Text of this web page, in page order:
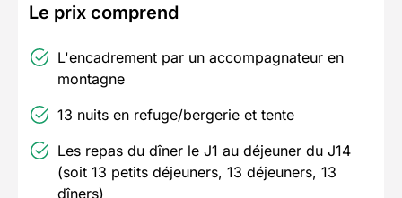
Le prix comprend
L'encadrement par un accompagnateur en
montagne
13 nuits en refuge/bergerie et tente
Les repas du dîner le J1 au déjeuner du J14
(soit 13 petits déjeuners, 13 déjeuners, 13
dîners)